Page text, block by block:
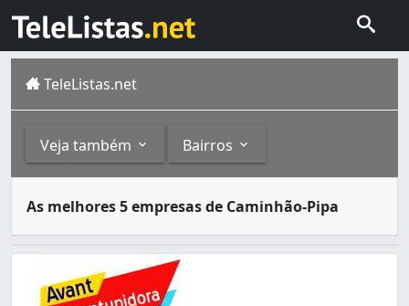
TeleListas.net
Veja também Bairros
Picadas do Sul (1)
As melhores 5 empresas de Caminhão-Pipa
São José é um município brasileiro do estado de